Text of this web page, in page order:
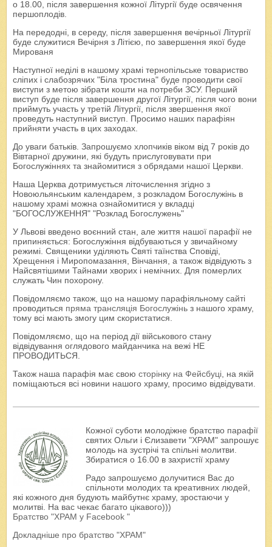
о 18.00, після завершення кожної Літургії буде освячення
першоплодів.
На передодні, в середу, після завершення вечірньої Літургії
буде служитися Вечірня з Літією, по завершення якої буде
Мированя
Наступної неділі в нашому храмі тернопільське товариство
сліпих і слабозрячих "Біла тростина" буде проводити свої
виступи з метою зібрати кошти на потреби ЗСУ. Перший
виступ буде після завершення другої Літургії, після чого вони
приймуть участь у третій Літургії, після звершення якої
проведуть наступний виступ. Просимо наших парафіян
прийняти участь в цих заходах.
До уваги батьків. Запрошуємо хлопчиків віком від 7 років до
Вівтарної дружини, які будуть прислуговувати при
Богослужіннях та знайомитися з обрядами нашої Церкви.
Наша Церква дотримується літочислення згідно з
Новоюльянським календарем, з розкладом Богослужінь в
нашому храмі можна ознайомитися у вкладці
"БОГОСЛУЖЕННЯ" "Розклад Богослужень"
У Львові введено воєнний стан, але життя нашої парафії не
припиняється: Богослужіння відбуваються у звичайному
режимі. Священики уділяють Святі таїнства Сповіді,
Хрещення і Миропомазання, Вінчання, а також відвідують з
Найсвятішими Тайнами хворих і немічних. Для померлих
служать Чин похорону.
Повідомляємо також, що на нашому парафіяльному сайті
проводиться пряма трансляція Богослужінь з нашого храму,
тому всі мають змогу цим скористатися.
Повідомляємо, що на період дії військового стану
відвідування оглядового майданчика на вежі НЕ
ПРОВОДИТЬСЯ.
Також наша парафія має свою сторінку на Фейсбуці, на якій
поміщаються всі новини нашого храму, просимо відвідувати.
Кожної суботи молодіжне братство парафії
святих Ольги і Єлизавети "ХРАМ" запрошує
молодь на зустрічі та спільні молитви.
Збиратися о 16.00 в захристії храму
Радо запрошуємо долучитися Вас до
спільноти молодих та креативних людей,
які кожного дня будують майбутнє храму, зростаючи у
молитві. На вас чекає багато цікавого)))
Братство "ХРАМ у Facebook "
Докладніше про братство "ХРАМ"